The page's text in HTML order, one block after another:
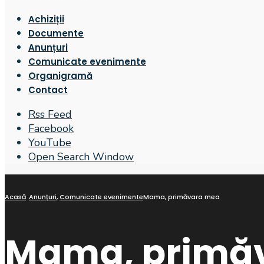
Achiziții
Documente
Anunțuri
Comunicate evenimente
Organigramă
Contact
Rss Feed
Facebook
YouTube
Open Search Window
Acasă Anunțuri,Comunicate evenimenteMama, primăvara mea
Mama,